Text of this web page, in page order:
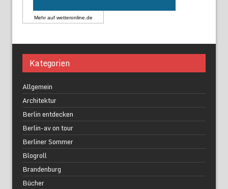
Mehr auf wetteronline.de
Kategorien
Allgemein
Architektur
Berlin entdecken
Berlin-av on tour
Berliner Sommer
Blogroll
Brandenburg
Bücher